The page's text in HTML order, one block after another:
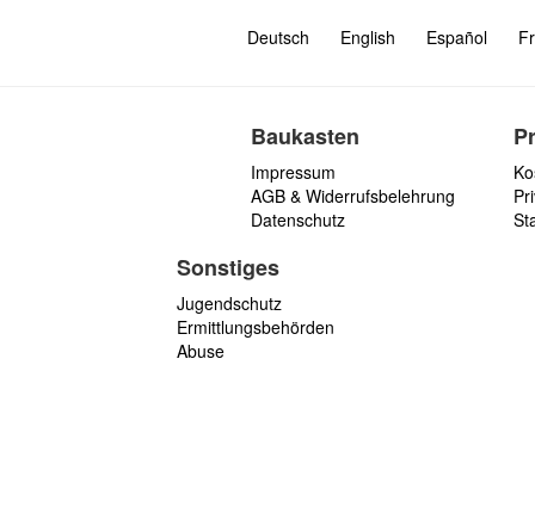
Deutsch English Español
Baukasten
Impressum
AGB & Widerrufsbelehrung
Datenschutz
Sonstiges
Jugendschutz
Ermittlungsbehörden
Abuse